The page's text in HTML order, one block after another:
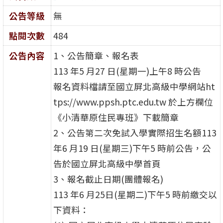
公告等級
無
點閱次數
484
公告內容
1、公告簡章、報名表
113 年5 月27 日(星期一)上午8 時公告
報名資料檔請至國立屏北高級中學網站ht
tps://www.ppsh.ptc.edu.tw 於上方欄位
《小清華原住民專班》下載簡章
2、公告第二次免試入學實際招生名額113
年6 月19 日(星期三)下午5 時前公告，公
告於國立屏北高級中學首頁
3、報名截止日期(團體報名)
113 年6 月25日(星期二)下午5 時前繳交以
下資料：